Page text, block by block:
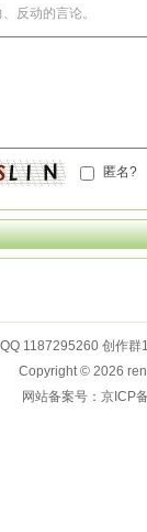
反动的言论。
匿名?
1187295260 创作
Copyright © 2026
网站备案号：京ICP